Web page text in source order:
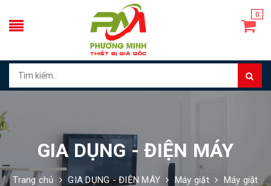
0
GIA DỤNG - ĐIỆN MÁY
Trang chủ GIA DỤNG - ĐIỆN MÁY Máy giặt
Máy giặt